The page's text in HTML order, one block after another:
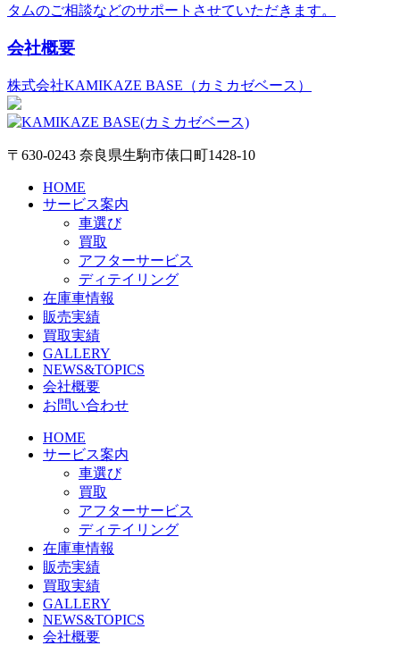
タムのご相談などのサポートさせていただきます。
会社概要
株式会社KAMIKAZE BASE（カミカゼベース）
〒630-0243 奈良県生駒市俵口町1428-10
HOME
サービス案内
車選び
買取
アフターサービス
ディテイリング
在庫車情報
販売実績
買取実績
GALLERY
NEWS&TOPICS
会社概要
お問い合わせ
HOME
サービス案内
車選び
買取
アフターサービス
ディテイリング
在庫車情報
販売実績
買取実績
GALLERY
NEWS&TOPICS
会社概要